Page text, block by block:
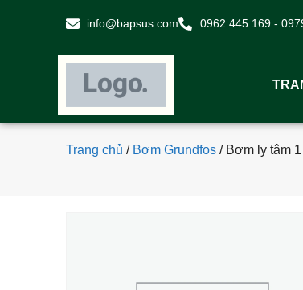
info@bapsus.com 0962 445 169 -
Trang chủ / Bơm Grundfos / Bơm ly tâm